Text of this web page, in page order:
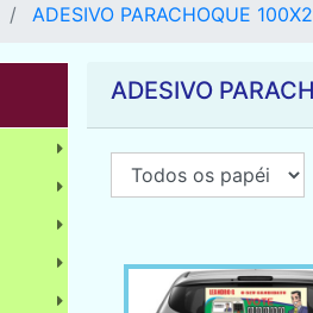
ADESIVO PARACHOQUE
ADESIVO